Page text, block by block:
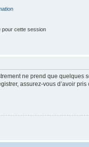
pour cette session
ne prend que
assurez-vous d’avoir